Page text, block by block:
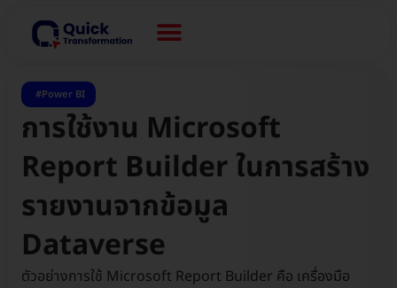
Power BI
การใช้งาน Microsoft
Report Builder ในการสร้าง
รายงานจากข้อมูล
Dataverse
ตัวอย่างการใช้ Microsoft Report Builder คือ เครื่องมือ